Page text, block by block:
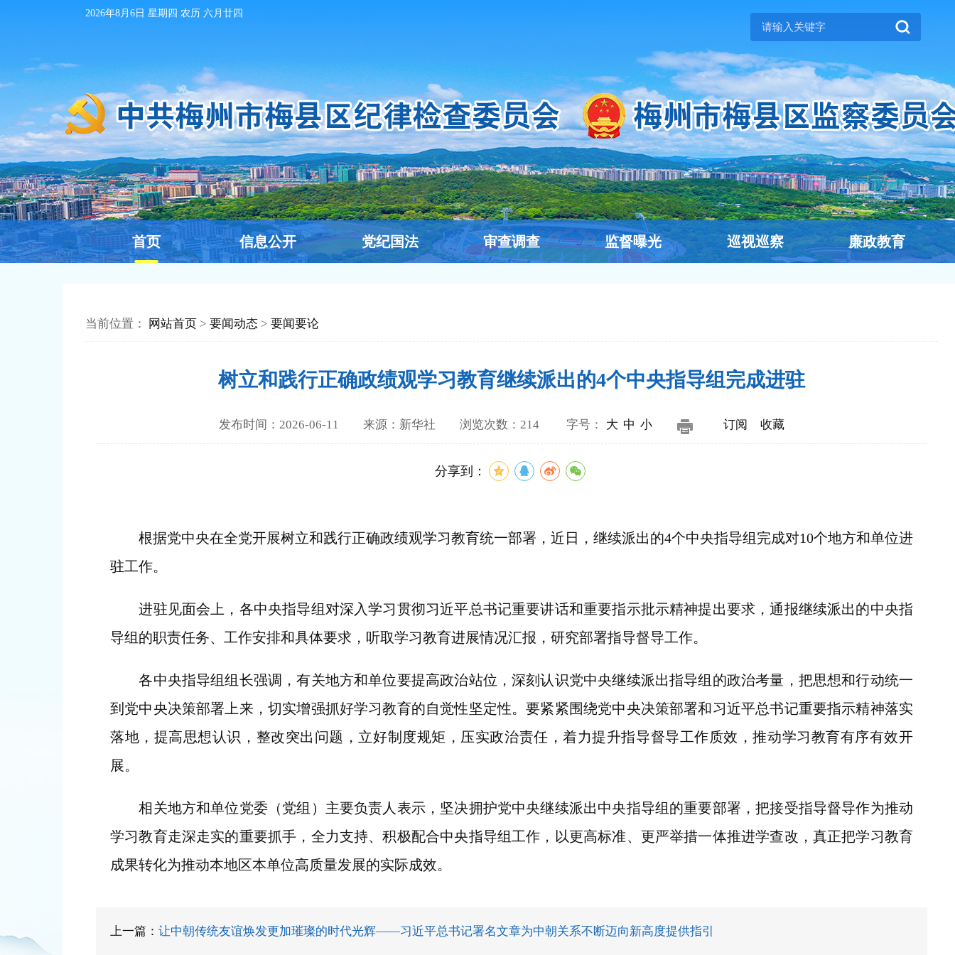
2026年8月6日 星期四 农历 六月廿四
首页 信息公开 党纪国法 审查调查 监督曝光 巡视巡察 廉政教育
当前位置： 网站首页 > 要闻动态 > 要闻要论
树立和践行正确政绩观学习教育继续派出的4个中央指导组完成进驻
发布时间：2026-06-11 来源：新华社 浏览次数：214 字号： 大 中 小 订阅 收藏
分享到：
根据党中央在全党开展树立和践行正确政绩观学习教育统一部署，近日，继续派出的4个中央指导组完成对10个地方和单位进
驻工作。
进驻见面会上，各中央指导组对深入学习贯彻习近平总书记重要讲话和重要指示批示精神提出要求，通报继续派出的中央指
导组的职责任务、工作安排和具体要求，听取学习教育进展情况汇报，研究部署指导督导工作。
各中央指导组组长强调，有关地方和单位要提高政治站位，深刻认识党中央继续派出指导组的政治考量，把思想和行动统一
到党中央决策部署上来，切实增强抓好学习教育的自觉性坚定性。要紧紧围绕党中央决策部署和习近平总书记重要指示精神落实
落地，提高思想认识，整改突出问题，立好制度规矩，压实政治责任，着力提升指导督导工作质效，推动学习教育有序有效开
展。
相关地方和单位党委（党组）主要负责人表示，坚决拥护党中央继续派出中央指导组的重要部署，把接受指导督导作为推动
学习教育走深走实的重要抓手，全力支持、积极配合中央指导组工作，以更高标准、更严举措一体推进学查改，真正把学习教育
成果转化为推动本地区本单位高质量发展的实际成效。
上一篇： 让中朝传统友谊焕发更加璀璨的时代光辉——习近平总书记署名文章为中朝关系不断迈向新高度提供指引